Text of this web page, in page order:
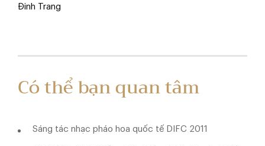
Đinh Trang
Có thể bạn quan tâm
Sáng tác nhạc pháo hoa quốc tế DIFC 2011